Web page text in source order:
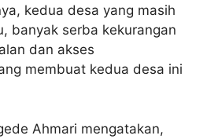
kedua desa yang masih
banyak serba kekurangan
dan akses
membuat kedua desa ini
Ahmari mengatakan,